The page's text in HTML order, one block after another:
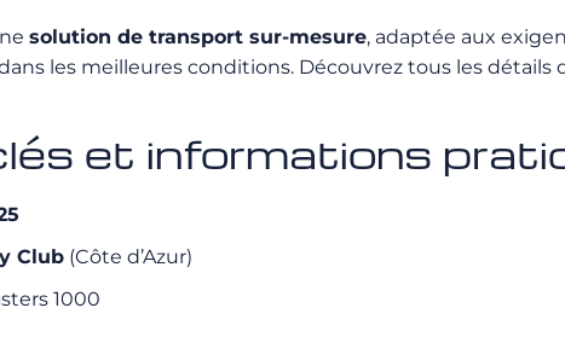
solution de transport sur-mesure, adaptée aux
les meilleures conditions. Découvrez tous les
et informations
Club (Côte d’Azur)
1000